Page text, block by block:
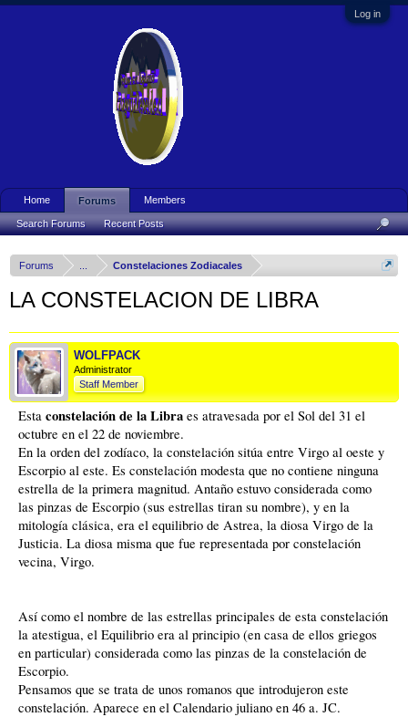
Log in
Forums Constelaciones Zodiacales
LA CONSTELACION DE LIBRA
WOLFPACK
Administrator
Staff Member
Esta constelación de la Libra es atravesada por el Sol del 31 el
octubre en el 22 de noviembre.
En la orden del zodíaco, la constelación sitúa entre Virgo al oeste y
Escorpio al este. Es constelación modesta que no contiene ninguna
estrella de la primera magnitud. Antaño estuvo considerada como
las pinzas de Escorpio (sus estrellas tiran su nombre), y en la
mitología clásica, era el equilibrio de Astrea, la diosa Virgo de la
Justicia. La diosa misma que fue representada por constelación
vecina, Virgo.
Así como el nombre de las estrellas principales de esta constelación
la atestigua, el Equilibrio era al principio (en casa de ellos griegos
en particular) considerada como las pinzas de la constelación de
Escorpio.
Pensamos que se trata de unos romanos que introdujeron este
constelación. Aparece en el Calendario juliano en 46 a. JC.
Home Forums
Search Forums Recent Posts
Members